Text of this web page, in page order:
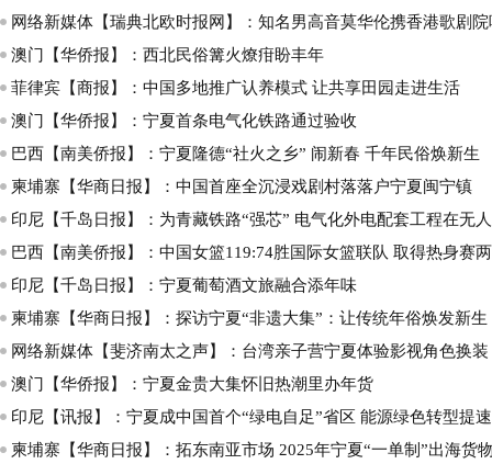
网络新媒体【瑞典北欧时报网】：知名男高音莫华伦携香港歌剧
澳门【华侨报】：西北民俗篝火燎疳盼丰年
菲律宾【商报】：中国多地推广认养模式 让共享田园走进生活
澳门【华侨报】：宁夏首条电气化铁路通过验收
巴西【南美侨报】：宁夏隆德“社火之乡” 闹新春 千年民俗焕新生
柬埔寨【华商日报】：中国首座全沉浸戏剧村落落户宁夏闽宁镇
印尼【千岛日报】：为青藏铁路“强芯” 电气化外电配套工程在无
巴西【南美侨报】：中国女篮119:74胜国际女篮联队 取得热身赛
印尼【千岛日报】：宁夏葡萄酒文旅融合添年味
柬埔寨【华商日报】：探访宁夏“非遗大集”：让传统年俗焕发新生
网络新媒体【斐济南太之声】：台湾亲子营宁夏体验影视角色换装
澳门【华侨报】：宁夏金贵大集怀旧热潮里办年货
印尼【讯报】：宁夏成中国首个“绿电自足”省区 能源绿色转型提速
柬埔寨【华商日报】：拓东南亚市场 2025年宁夏“一单制”出海货